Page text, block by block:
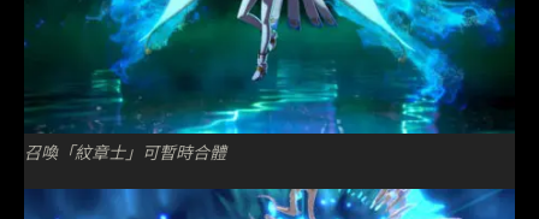
召喚「紋章士」可暫時合體